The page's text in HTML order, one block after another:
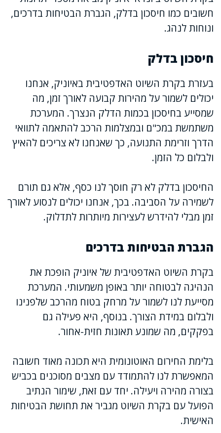
חשובים כמו חיסכון בדלק, הגברת הבטיחות בדרכים,
ונוחות לנהג.
חיסכון בדלק
בעזרת בקרת השיוט האדפטיבית באיוניק, אנחנו
יכולים לשמור על מהירות קבועה לאורך זמן, מה
שמסייע בחיסכון בכמות הדלק הנצרך. המערכת
משתמשת במכ"ם ובמצלמות הרכב להתאמה לתוואי
הדרך וזרימת התנועה, כך שאנחנו לא צריכים להאיץ
ולבלום כל הזמן.
החיסכון בדלק לא רק חוסך לנו כסף, אלא גם תורם
לשמירה על הסביבה. בכך, אנחנו יכולים לנסוע לאורך
זמן מבלי להידרש לעצירות מיותרות לתדלוק.
הגברת הבטיחות בדרכים
בקרת השיוט האדפטיבית של איוניק הופכת את
הנהיגה לבטוחה יותר באופן משמעותי. המערכת
מסייעת לנו לשמור על מרחק בטוח מהרכב שלפנינו
ולבלום במידת הצורך. בנוסף, היא פעילה גם
בפקקים, מה שמונע תאונות חזית-אחור.
בלימת החירום האוטונומית היא תכונה מאוד חשובה
המאפשרת לנו להתמודד עם מצבים מסוכנים בכביש
בצורה מהירה ויעילה. יחד עם זאת, שימור הנתיב
הפועל עם בקרת השיוט מגביר את תחושת הבטיחות
האישית.